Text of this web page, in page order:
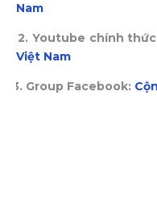
Nam
2. Youtube chính
Việt Nam
3. Group Facebook: